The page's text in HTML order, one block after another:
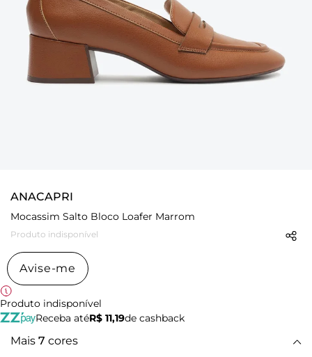
ANACAPRI
Mocassim Salto Bloco Loafer Marrom
Produto indisponível
Avise-me
Produto indisponível
Receba atéR$ 11,19de cashback
Mais 7 cores